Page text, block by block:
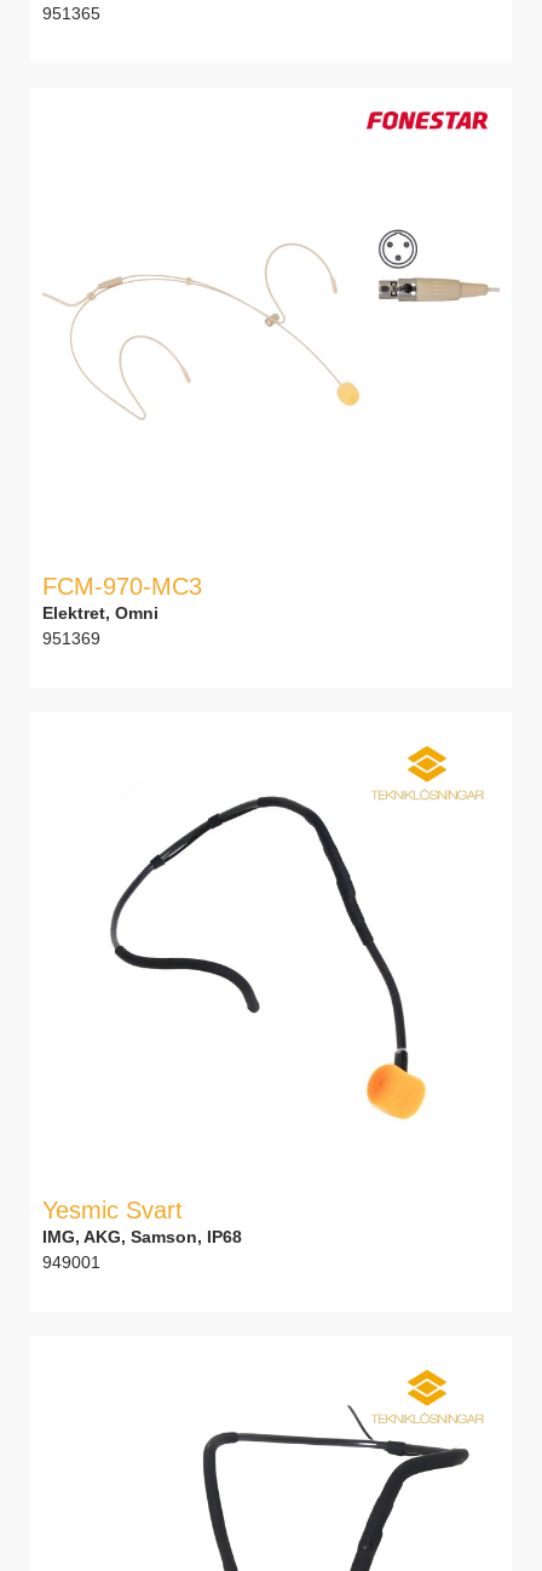
951365
FCM-970-MC3
Elektret, Omni
951369
Yesmic Svart
IMG, AKG, Samson, IP68
949001